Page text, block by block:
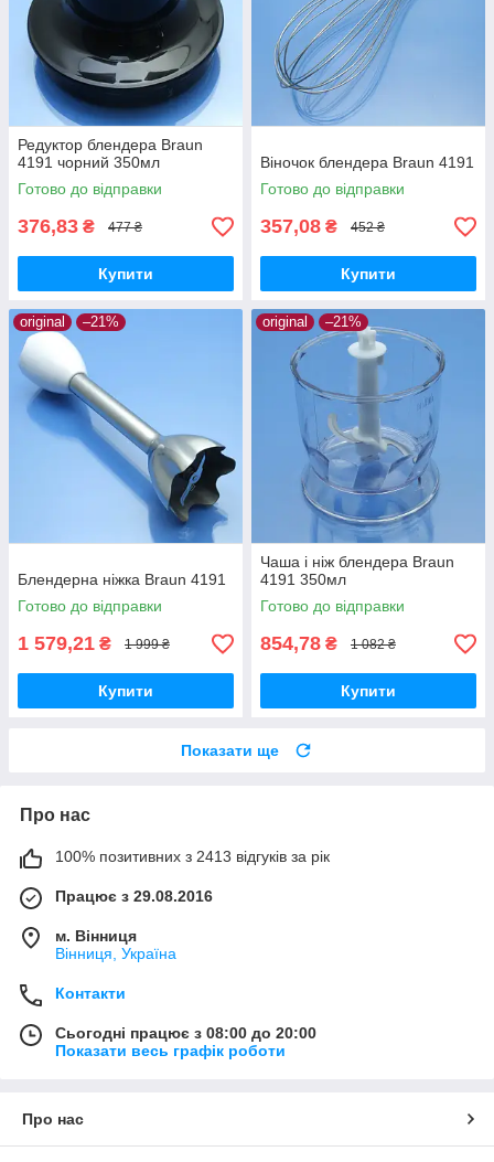
Редуктор блендера Braun
4191 чорний 350мл
Готово до відправки
376,83 ₴ 477 ₴
Купити
Віночок блендера Braun 4191
Готово до відправки
357,08 ₴ 452 ₴
Купити
original –21%
Блендерна ніжка Braun 4191
Готово до відправки
1 579,21 ₴ 1 999 ₴
Купити
original –21%
Чаша і ніж блендера Braun
4191 350мл
Готово до відправки
854,78 ₴ 1 082 ₴
Купити
Показати ще
Про нас
100% позитивних з 2413 відгуків за рік
Працює з 29.08.2016
м. Вінниця
Вінниця, Україна
Контакти
Сьогодні працює з 08:00 до 20:00
Показати весь графік роботи
Про нас